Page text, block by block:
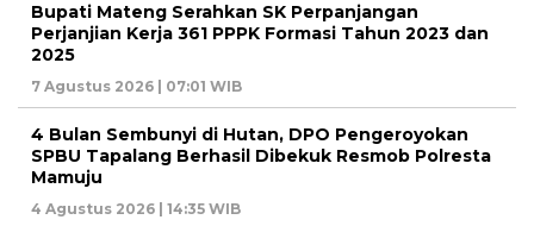
Bupati Mateng Serahkan SK Perpanjangan
Perjanjian Kerja 361 PPPK Formasi Tahun 2023 dan
2025
7 Agustus 2026 | 07:01 WIB
4 Bulan Sembunyi di Hutan, DPO Pengeroyokan
SPBU Tapalang Berhasil Dibekuk Resmob Polresta
Mamuju
4 Agustus 2026 | 14:35 WIB